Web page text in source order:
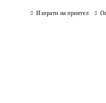
Изпрати на приятел